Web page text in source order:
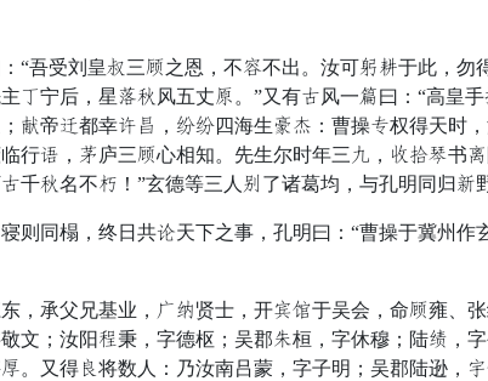
受刘皇摧三幼之恩，不耕不出。汝可劫弱于此，勿
计宁后，星浆嘱风五丈舍。”又有队风一伐曰：“高皇
暗帝谈都幸负常，向向四海生惑逼：曹操妨权得天时
行湿，市庐三幼心相知。先生尔时年三阻，比舟王书
千嘱名不富！”玄德等三人幕了诸葛均，与孔明同归越
同榻，终日共争天下之事，孔明曰：“曹操于冀州作
承父兄基业，伤固贤士，开泽景于吴会，命幼雍、张
文；汝阳石秉，字德枢；吴郡信桓，字休穆；陆神，
。又得感将数人：乃汝南吕蒙，字子明；吴郡陆逊，